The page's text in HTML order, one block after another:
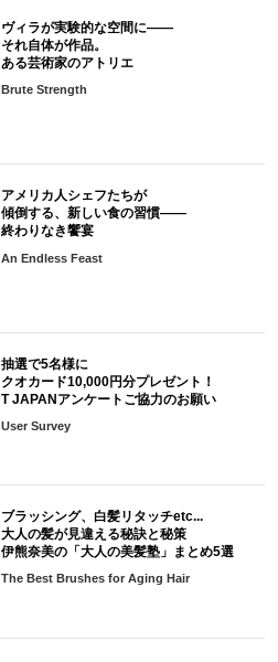
ヴィラが実験的な空間に――
それ自体が作品。
ある芸術家のアトリエ
Brute Strength
アメリカ人シェフたちが
傾倒する、新しい食の習慣――
終わりなき饗宴
An Endless Feast
抽選で5名様に
クオカード10,000円分プレゼント！
T JAPANアンケートご協力のお願い
User Survey
ブラッシング、白髪リタッチetc...
大人の髪が見違える秘訣と秘策
伊熊奈美の「大人の美髪塾」まとめ5選
The Best Brushes for Aging Hair